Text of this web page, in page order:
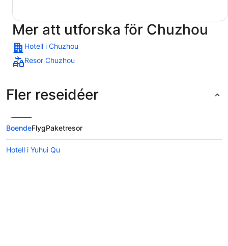
Mer att utforska för Chuzhou
Hotell i Chuzhou
Resor Chuzhou
Fler reseidéer
BoendeFlygPaketresor
Hotell i Yuhui Qu